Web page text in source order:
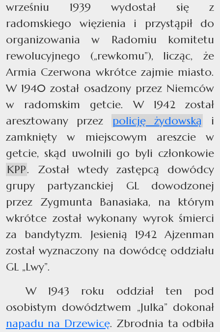
wrześniu 1939 wydostał się z
radomskiego więzienia i przystąpił do
organizowania w Radomiu komitetu
rewolucyjnego („rewkomu”), licząc, że
Armia Czerwona wkrótce zajmie miasto.
W 1940 został osadzony przez Niemców
w radomskim getcie. W 1942 został
aresztowany przez
policję żydowską
i
zamknięty w miejscowym areszcie w
getcie, skąd uwolnili go byli członkowie
KPP. Został wtedy zastępcą dowódcy
grupy partyzanckiej GL dowodzonej
przez Zygmunta Banasiaka, na którym
wkrótce został wykonany wyrok śmierci
za bandytyzm. Jesienią 1942 Ajzenman
został wyznaczony na dowódcę oddziału
GL „Lwy”.
W 1943 roku oddział ten pod
osobistym dowództwem „Julka” dokonał
napadu na Drzewicę. Zbrodnia ta odbiła